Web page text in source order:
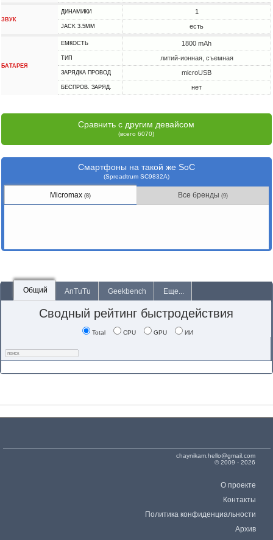
ЗВУК
ДИНАМИКИ 1
JACK 3.5MM есть
БАТАРЕЯ
ЕМКОСТЬ 1800 mAh
ТИП литий-ионная, съемная
ЗАРЯДКА ПРОВОД microUSB
БЕСПРОВ. ЗАРЯД. нет
Сравнить с другим девайсом
(всего 6070)
Смартфоны на такой же SoC
(Spreadtrum SC9832A)
Micromax(8) Все бренды (9)
Общий AnTuTu Geekbench Еще...
Сводный рейтинг быстродействия
Total CPU GPU ИИ
chaynikam.hello@gmail.com
© 2009 - 2026
О проекте
Контакты
Политика конфиденциальности
Архив